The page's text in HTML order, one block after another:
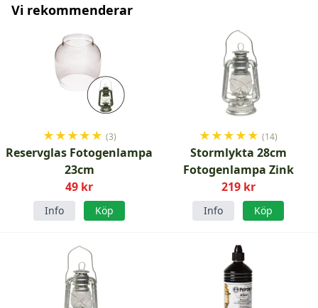
Vi rekommenderar
★★★★★ (3)
Reservglas Fotogenlampa
23cm
49 kr
Info Köp
★★★★★ (14)
Stormlykta 28cm
Fotogenlampa Zink
219 kr
Info Köp